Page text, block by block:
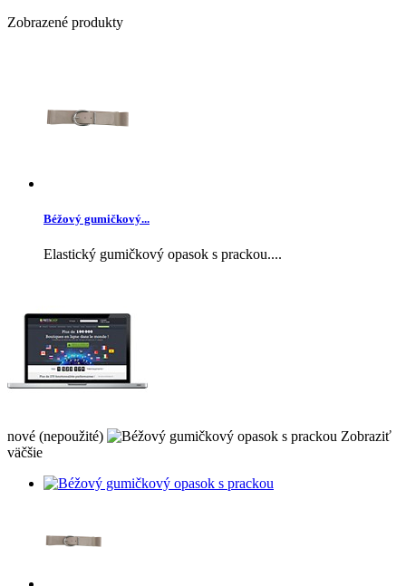
Zobrazené produkty
Béžový gumičkový...
Elastický gumičkový opasok s prackou....
nové (nepoužité)
Zobraziť
väčšie